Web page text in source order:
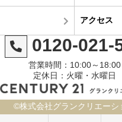
アクセス
0120-021-
営業時間：10:00～18:00
定休日：火曜・水曜日
©株式会社グランクリエーシ